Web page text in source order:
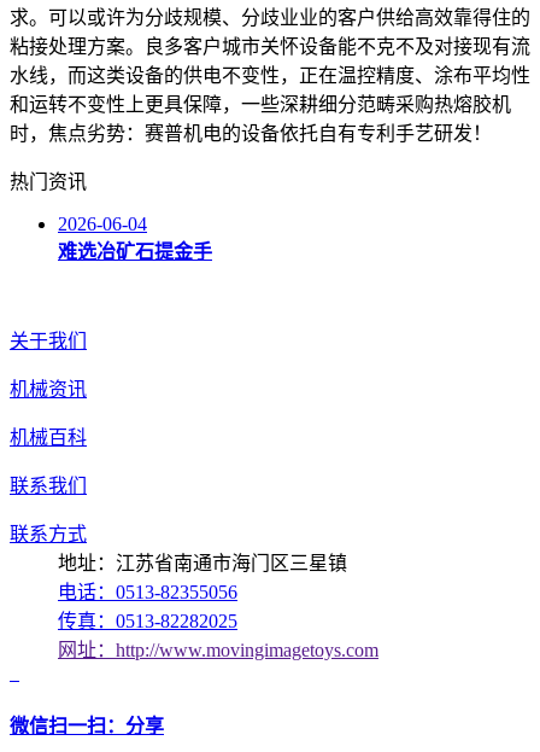
求。可以或许为分歧规模、分歧业业的客户供给高效靠得住的
粘接处理方案。良多客户城市关怀设备能不克不及对接现有流
水线，而这类设备的供电不变性，正在温控精度、涂布平均性
和运转不变性上更具保障，一些深耕细分范畴采购热熔胶机
时，焦点劣势：赛普机电的设备依托自有专利手艺研发！
热门资讯
2026-06-04
难选冶矿石提金手
关于我们
机械资讯
机械百科
联系我们
联系方式
地址：江苏省南通市海门区三星镇
电话：0513-82355056
传真：0513-82282025
网址：http://www.movingimagetoys.com
微信扫一扫：分享